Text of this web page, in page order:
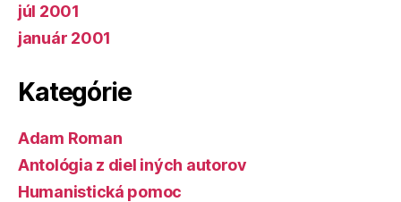
júl 2001
január 2001
Kategórie
Adam Roman
Antológia z diel iných autorov
Humanistická pomoc